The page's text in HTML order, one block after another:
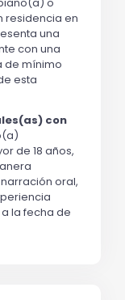
residencia en
una
con una
de mínimo
esta
con
de 18 años,
oral,
la fecha de